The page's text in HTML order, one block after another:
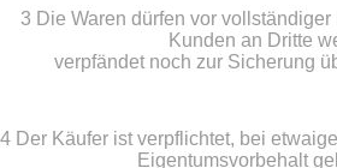
3 Die Waren dürfen vor
Kunden an Dritte
verpfändet noch zur Sicherung
4 Der Käufer ist verpflichtet, bei
Eigentumsvorbehalt